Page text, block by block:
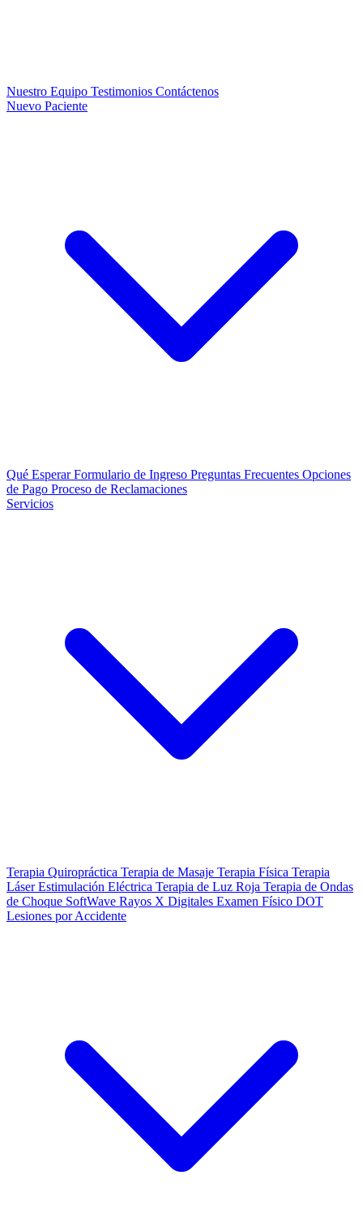
Nuestro Equipo Testimonios Contáctenos
Nuevo Paciente
Qué EsperarFormulario de Ingreso Preguntas Frecuentes Opciones
de Pago Proceso de Reclamaciones
Servicios
Terapia Quiropráctica Terapia de Masaje Terapia Física Terapia
LáserEstimulación Eléctrica Terapia de Luz Roja Terapia de Ondas
de Choque SoftWave Rayos X Digitales Examen Físico DOT
Lesiones por Accidente